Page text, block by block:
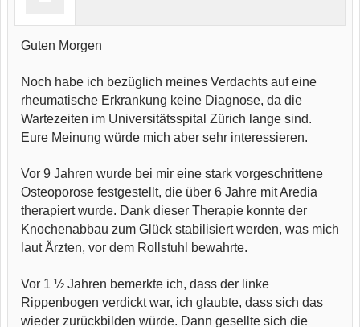
Guten Morgen
Noch habe ich bezüglich meines Verdachts auf eine
rheumatische Erkrankung keine Diagnose, da die
Wartezeiten im Universitätsspital Zürich lange sind.
Eure Meinung würde mich aber sehr interessieren.
Vor 9 Jahren wurde bei mir eine stark vorgeschrittene
Osteoporose festgestellt, die über 6 Jahre mit Aredia
therapiert wurde. Dank dieser Therapie konnte der
Knochenabbau zum Glück stabilisiert werden, was mich
laut Ärzten, vor dem Rollstuhl bewahrte.
Vor 1 ½ Jahren bemerkte ich, dass der linke
Rippenbogen verdickt war, ich glaubte, dass sich das
wieder zurückbilden würde. Dann gesellte sich die